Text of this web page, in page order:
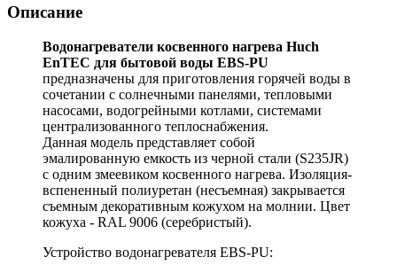
Описание
Водонагреватели косвенного нагрева Huch
EnTEC для бытовой воды EBS-PU
предназначены для приготовления горячей воды в
сочетании с солнечными панелями, тепловыми
насосами, водогрейными котлами, системами
централизованного теплоснабжения.
Данная модель представляет собой
эмалированную емкость из черной стали (S235JR)
с одним змеевиком косвенного нагрева. Изоляция-
вспененный полиуретан (несъемная) закрывается
съемным декоративным кожухом на молнии. Цвет
кожуха - RAL 9006 (серебристый).
Устройство водонагревателя EBS-PU: